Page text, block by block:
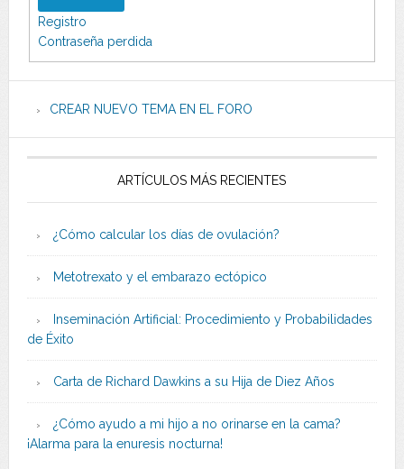
Registro
Contraseña perdida
CREAR NUEVO TEMA EN EL FORO
ARTÍCULOS MÁS RECIENTES
¿Cómo calcular los días de ovulación?
Metotrexato y el embarazo ectópico
Inseminación Artificial: Procedimiento y Probabilidades
de Éxito
Carta de Richard Dawkins a su Hija de Diez Años
¿Cómo ayudo a mi hijo a no orinarse en la cama?
¡Alarma para la enuresis nocturna!